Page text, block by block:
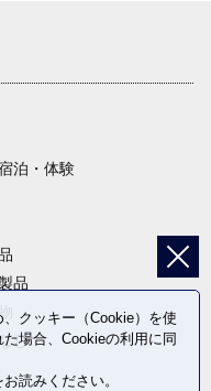
泊・体験
品
し
クッキー（Cookie）を使
場合、Cookieの利用に同
お読みください。